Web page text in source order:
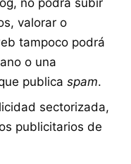
valorar o
tampoco podrá
o una
publica spam.
sectorizada,
publicitarios de